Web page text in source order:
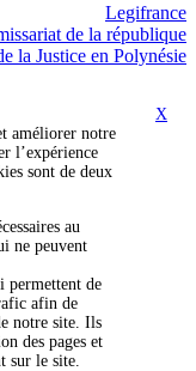
Legifrance
de la république
la Justice en Polynésie
X
améliorer notre
l’expérience
sont de deux
au
ne peuvent
permettent de
afin de
notre site. Ils
des pages et
sur le site.